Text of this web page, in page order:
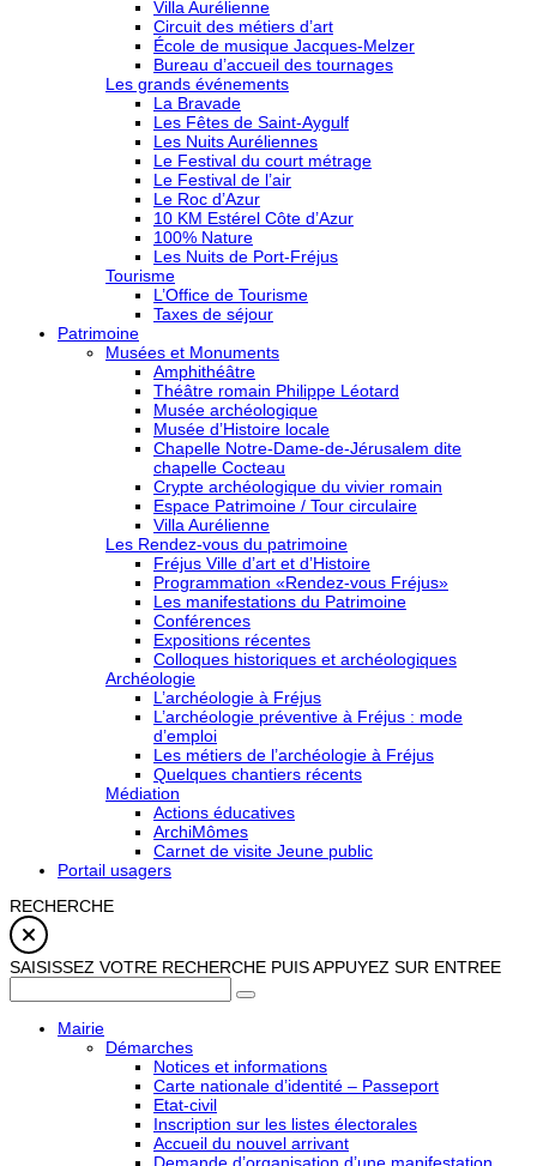
Villa Aurélienne
Circuit des métiers d’art
École de musique Jacques-Melzer
Bureau d’accueil des tournages
Les grands événements
La Bravade
Les Fêtes de Saint-Aygulf
Les Nuits Auréliennes
Le Festival du court métrage
Le Festival de l’air
Le Roc d’Azur
10 KM Estérel Côte d’Azur
100% Nature
Les Nuits de Port-Fréjus
Tourisme
L’Office de Tourisme
Taxes de séjour
Patrimoine
Musées et Monuments
Amphithéâtre
Théâtre romain Philippe Léotard
Musée archéologique
Musée d’Histoire locale
Chapelle Notre-Dame-de-Jérusalem dite
chapelle Cocteau
Crypte archéologique du vivier romain
Espace Patrimoine / Tour circulaire
Villa Aurélienne
Les Rendez-vous du patrimoine
Fréjus Ville d’art et d’Histoire
Programmation «Rendez-vous Fréjus»
Les manifestations du Patrimoine
Conférences
Expositions récentes
Colloques historiques et archéologiques
Archéologie
L’archéologie à Fréjus
L’archéologie préventive à Fréjus : mode
d’emploi
Les métiers de l’archéologie à Fréjus
Quelques chantiers récents
Médiation
Actions éducatives
ArchiMômes
Carnet de visite Jeune public
Portail usagers
RECHERCHE
SAISISSEZ VOTRE RECHERCHE PUIS APPUYEZ SUR ENTREE
Mairie
Démarches
Notices et informations
Carte nationale d’identité – Passeport
Etat-civil
Inscription sur les listes électorales
Accueil du nouvel arrivant